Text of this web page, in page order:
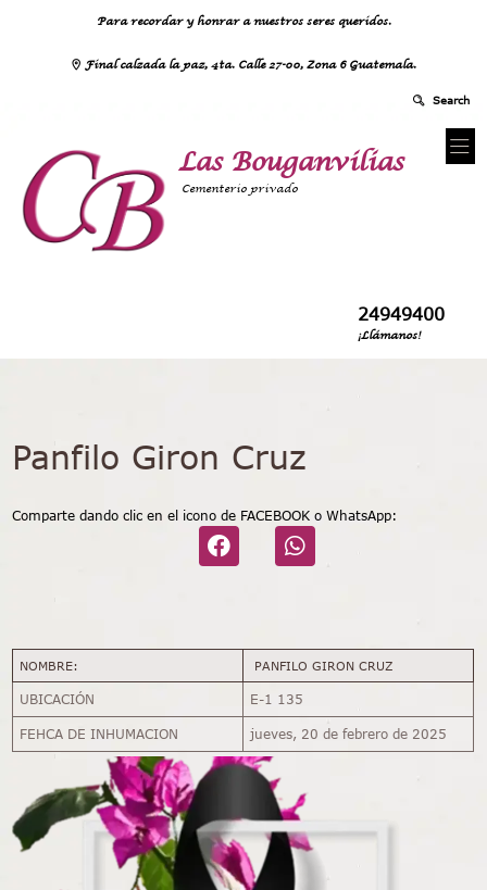
Para recordar y honrar a nuestros seres queridos.
Final calzada la paz, 4ta. Calle 27-00, Zona 6 Guatemala.
Las Bouganvilias
Cementerio privado
24949400
¡Llámanos!
Panfilo Giron Cruz
Comparte dando clic en el icono de FACEBOOK o WhatsApp:
NOMBRE: PANFILO GIRON CRUZ
UBICACIÓN E-1 135
FEHCA DE INHUMACION jueves, 20 de febrero de 2025